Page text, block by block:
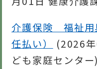
介護保険 福祉用
任払い）
(2026
ども家庭センター)